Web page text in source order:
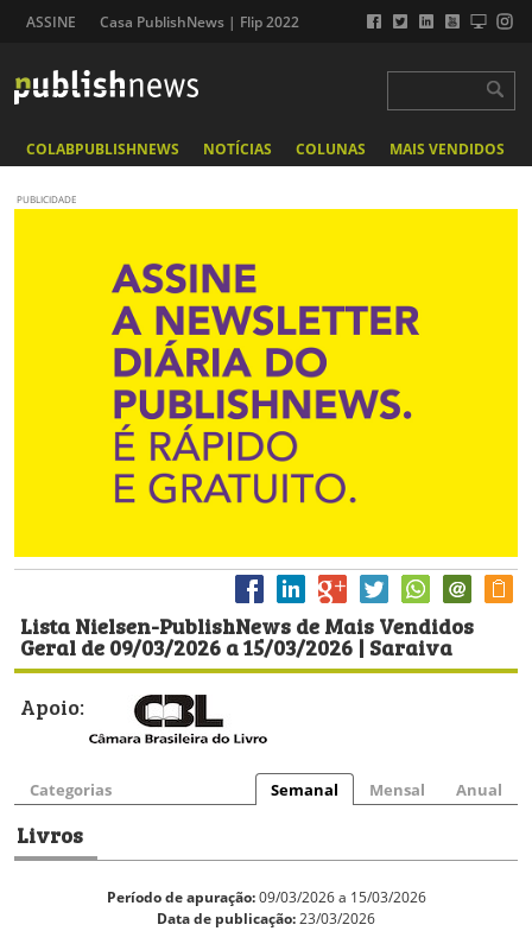
ASSINE Casa PublishNews | Flip 2022
COLABPUBLISHNEWS NOTÍCIAS COLUNAS MAIS VENDIDOS
PUBLICIDADE
Lista Nielsen-PublishNews de Mais Vendidos
Geral de 09/03/2026 a 15/03/2026 | Saraiva
Apoio:
Categorias Semanal Mensal Anual
Livros
Período de apuração:09/03/2026 a 15/03/2026
Data de publicação:23/03/2026